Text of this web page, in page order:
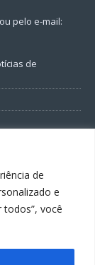
de
e
todos”, você
pelo e-mail:
de